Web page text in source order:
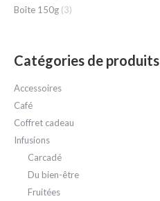
Boîte 150g (3)
Catégories de produits
Accessoires
Café
Coffret cadeau
Infusions
Carcadé
Du bien-être
Fruitées